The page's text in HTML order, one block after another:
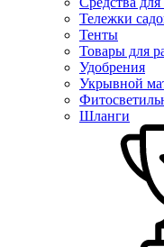
Тележки
Тенты
Товары для
Удобрения
Укрывной
Шланги